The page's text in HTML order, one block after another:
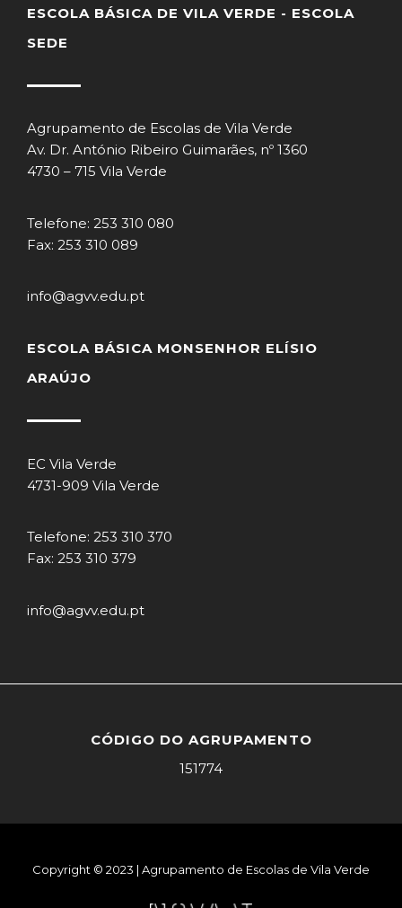
ESCOLA BÁSICA DE VILA VERDE - ESCOLA
SEDE
Agrupamento de Escolas de Vila Verde
Av. Dr. António Ribeiro Guimarães, nº 1360
4730 – 715 Vila Verde
Telefone: 253 310 080
Fax: 253 310 089
info@agvv.edu.pt
ESCOLA BÁSICA MONSENHOR ELÍSIO
ARAÚJO
EC Vila Verde
4731-909 Vila Verde
Telefone: 253 310 370
Fax: 253 310 379
info@agvv.edu.pt
CÓDIGO DO AGRUPAMENTO
151774
Copyright © 2023 | Agrupamento de Escolas de Vila Verde